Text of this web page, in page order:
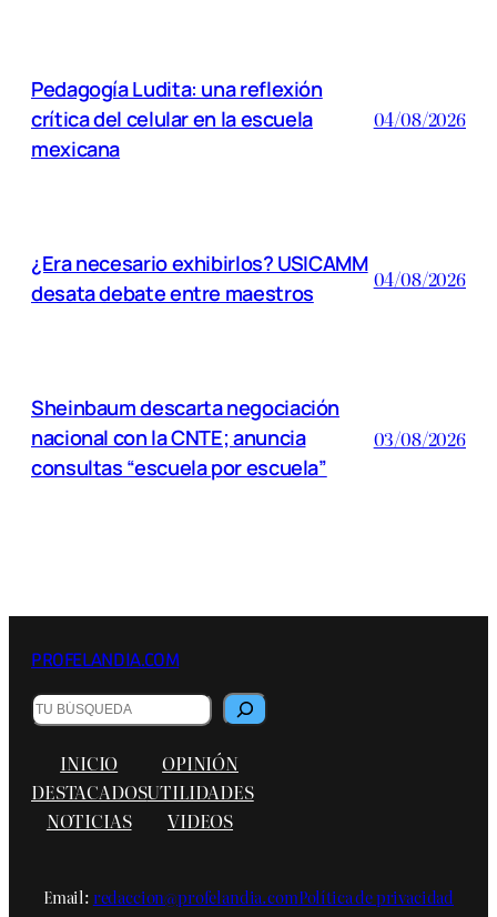
Pedagogía Ludita: una reflexión
crítica del celular en la escuela
mexicana
04/08/2026
¿Era necesario exhibirlos? USICAMM
desata debate entre maestros
04/08/2026
Sheinbaum descarta negociación
nacional con la CNTE; anuncia
consultas “escuela por escuela”
03/08/2026
PROFELANDIA.COM
Buscar
INICIO
DESTACADOS
NOTICIAS
OPINIÓN
UTILIDADES
VIDEOS
Email:redaccion@profelandia.comPolítica de privacidad